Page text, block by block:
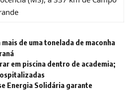
mais de uma tonelada de maconha
em piscina dentro de academia;
Energia Solidária garante